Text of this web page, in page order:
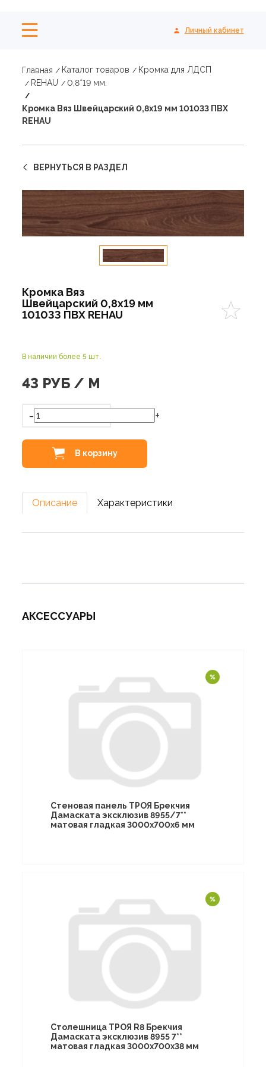
Личный кабинет
Главная Каталог товаров
Кромка для ЛДСП
REHAU
0,8*19 мм.
Кромка Вяз Швейцарский 0,8х19 мм 101033 ПВХ
REHAU
ВЕРНУТЬСЯ В РАЗДЕЛ
Кромка Вяз
Швейцарский 0,8х19 мм
101033 ПВХ REHAU
В наличии более 5 шт.
43 РУБ / М
- +
В корзину
Описание Характеристики
АКСЕССУАРЫ
Стеновая панель ТРОЯ Брекчия
Дамаската эксклюзив 8955/7**
матовая гладкая 3000х700х6 мм
Столешница ТРОЯ R8 Брекчия
Дамаската эксклюзив 8955 7**
матовая гладкая 3000х700х38 мм